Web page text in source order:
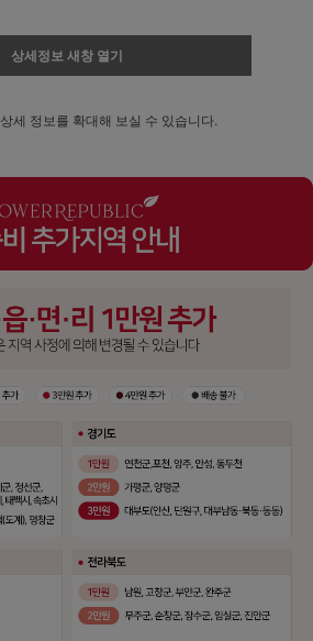
상세정보 새창 열기
상세 정보를 확대해 보실 수 있습니다.